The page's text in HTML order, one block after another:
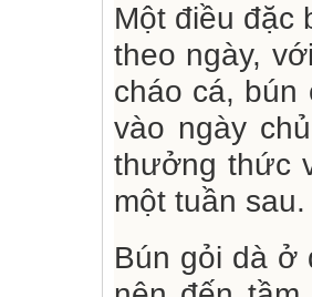
Một điều đặc
theo ngày,
cháo cá, bún
vào ngày
thưởng thức
một tuần sau.
Bún gỏi dà ở